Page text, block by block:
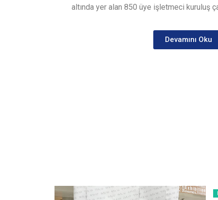
altında yer alan 850 üye işletmeci kuruluş
Devamını Oku